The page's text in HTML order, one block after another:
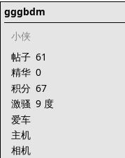
gggbdm
小侠
帖子 61
精华 0
积分 67
激骚 9 度
爱车
主机
相机